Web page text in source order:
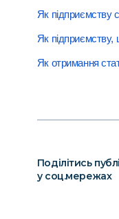
Як підприємству
Як підприємству,
Як отримання
Поділітись
у соц.мережах